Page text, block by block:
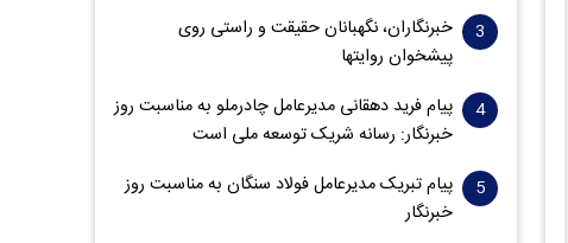
خبرنگاران، نگهبانان حقیقت و راستی روی
پیشخوان روایت­ها
پیام فرید دهقانی مدیرعامل چادرملو به مناسبت روز
خبرنگار: رسانه شریک توسعه ملی است
پیام تبریک مدیرعامل فولاد سنگان به مناسبت روز
خبرنگار